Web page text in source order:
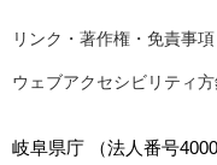
リンク・著作権・免責事項
ウェブアクセシビリティ
岐阜県庁 （法人番号